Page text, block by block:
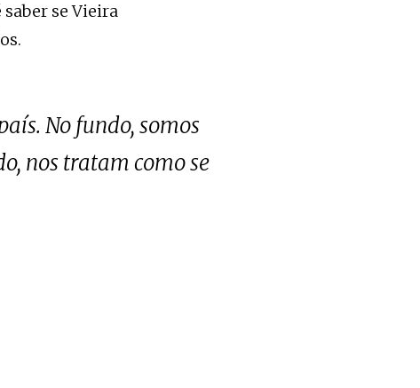
se Vieira
No fundo, somos
nos tratam como se